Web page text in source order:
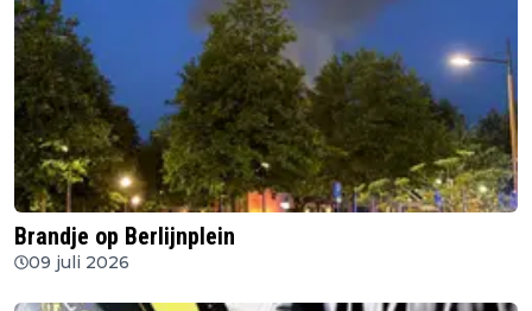
Brandje op Berlijnplein
09 juli 2026